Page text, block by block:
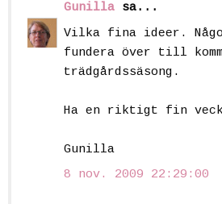
Gunilla sa...
Vilka fina ideer.
fundera över till
trädgårdssäsong.
Ha en riktigt fin
Gunilla
8 nov. 2009 22:29:00